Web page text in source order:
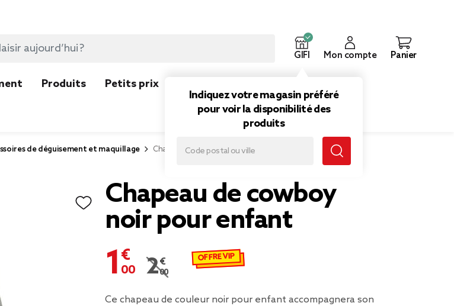
GIFI
Indiquez votre magasin préféré
pour voir la disponibilité des
produits
Mon compte Panier
Produits Petits prix
de déguisement et maquillage Chapeau de cowboy noir pour enfant
Chapeau de cowboy
noir pour enfant
1,00 €
Prix remisé de 2,00 € à 1,00 €
2,00 €
OFFRE VIP
Ce chapeau de couleur noir pour enfant accompagnera son